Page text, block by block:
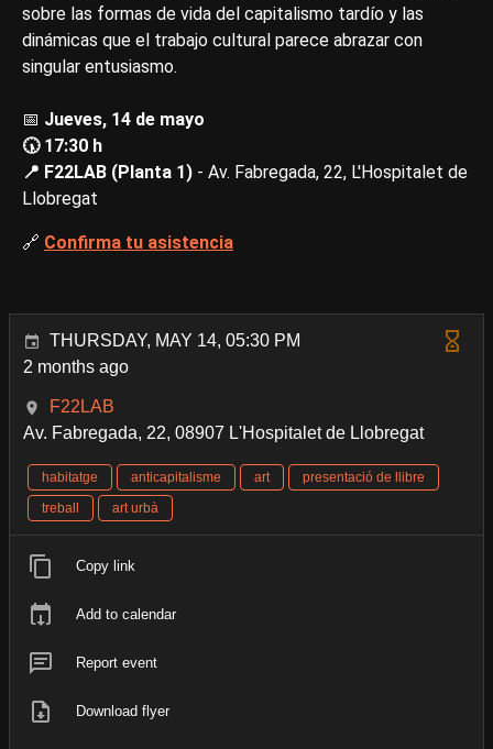
sobre las formas de vida del capitalismo tardío y las
dinámicas que el trabajo cultural parece abrazar con
singular entusiasmo.
📅 Jueves, 14 de mayo
🕠 17:30 h
📍 F22LAB (Planta 1) - Av. Fabregada, 22, L'Hospitalet de
Llobregat
🔗 Confirma tu asistencia
THURSDAY, MAY 14, 05:30 PM
2 months ago
F22LAB
Av. Fabregada, 22, 08907 L'Hospitalet de Llobregat
habitatge anticapitalisme art
presentació de llibre
treball
art urbà
Copy link
Add to calendar
Report event
Download flyer